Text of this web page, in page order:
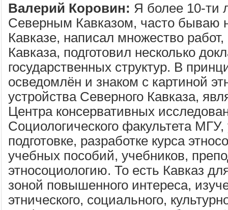
Валерий Коровин: Я более 10-ти
Северным Кавказом, часто бываю
Кавказе, написал множество работ,
Кавказа, подготовил несколько
государственных структур. В
осведомлён и знаком с картиной
устройства Северного Кавказа,
Центра консервативных
Социологического факультета МГУ,
подготовке, разработке курса
учебных пособий, учебников,
этносоциологию. То есть Кавказ
зоной повышенного интереса,
этнического, социального,